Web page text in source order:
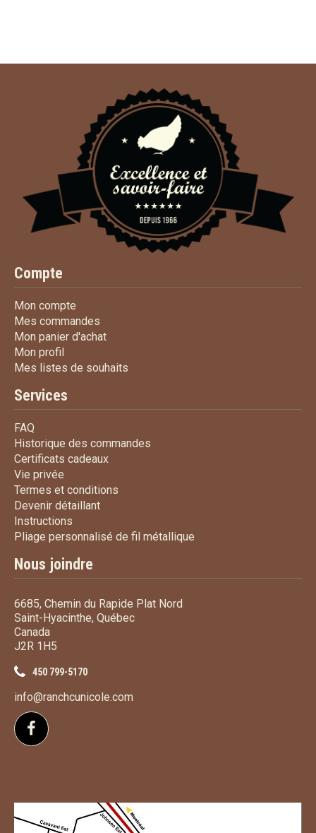
Compte
Mon compte
Mes commandes
Mon panier d'achatMon panier d'achat
Mon profil
Mes listes de souhaits
Services
FAQ
Historique des commandes
Certificats cadeauxCertificats cadeaux
Vie privée
Termes et conditions
Devenir détaillantDevenir détaillant
Instructions
Pliage personnalisé de fil métallique
Nous joindre
6685, Chemin du Rapide Plat Nord
Saint-Hyacinthe, Québec
Canada
J2R 1H5
450 799-5170
info@ranchcunicole.com
Suivez-nous sur Facebook